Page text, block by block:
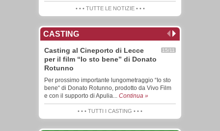
• • • TUTTE LE NOTIZIE • • •
CASTING
15/11
Casting al Cineporto di Lecce
per il film “Io sto bene” di Donato
Rotunno
Per prossimo importante lungometraggio “Io sto
bene“ di Donato Rotunno, prodotto da Vivo Film
e con il supporto di Apulia... Continua »
• • • TUTTI I CASTING • • •